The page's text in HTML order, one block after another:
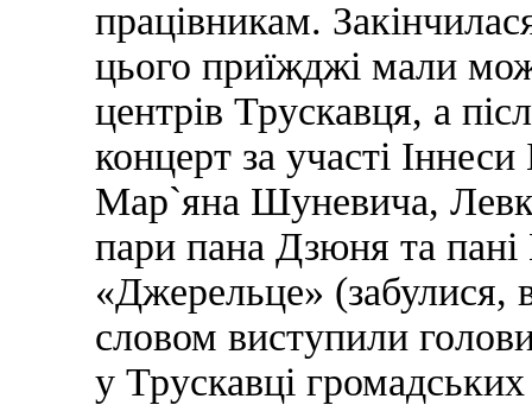
працівникам.
цього приїжджі мали
центрів Трускавця, а
концерт за участі
Мар`яна Шуневича,
пари пана Дзюня та пані
«Джерельце» (забулися,
словом виступили
у Трускавці громадських